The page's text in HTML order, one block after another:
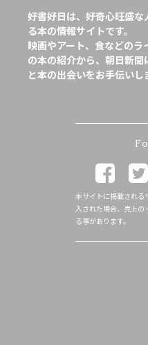
好書好日は、好奇心旺盛
る本の情報サイトです。
映画やアート、食などの
の本の紹介から、朝日新
と本の出会いをお手伝いし
本サイトに掲載される
入された場合、売上の
る事があります。